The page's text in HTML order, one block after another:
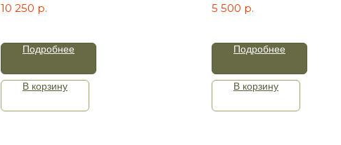
10 250 р.
Подробнее
В корзину
5 500 р.
Подробнее
В корзину